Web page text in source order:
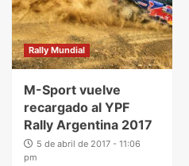
Rally Mundial
M-Sport vuelve
recargado al YPF
Rally Argentina 2017
5 de abril de 2017 - 11:06
pm